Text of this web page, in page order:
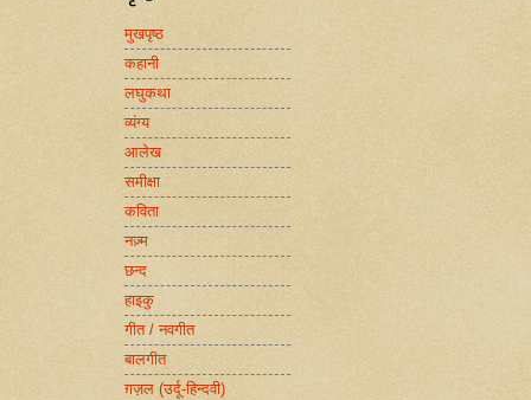
मुखपृष्ठ
कहानी
लघुकथा
व्यंग्य
आलेख
समीक्षा
कविता
नज़्म
छन्द
हाइकु
गीत / नवगीत
बालगीत
ग़ज़ल (उर्दू-हिन्दवी)